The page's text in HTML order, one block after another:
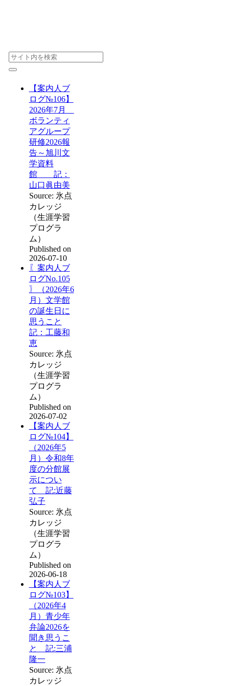
【案内人ブ
ログ№106】
2026年7月
ボランティ
アグループ
研修2026報
告～旭川文
学資料
館 記：
山口眞由美
Source: 氷点
カレッジ
（生涯学習
プログラ
ム）
Published on
2026-07-10
〖案内人ブ
ログNo.105
〗（2026年6
月）文学館
の誕生日に
思うこと
記：工藤和
恵
Source: 氷点
カレッジ
（生涯学習
プログラ
ム）
Published on
2026-07-02
【案内人ブ
ログ№104】
（2026年5
月）令和8年
度の分館展
示につい
て 記:近藤
弘子
Source: 氷点
カレッジ
（生涯学習
プログラ
ム）
Published on
2026-06-18
【案内人ブ
ログ№103】
（2026年4
月）青少年
弁論2026を
聞き思うこ
と 記:三浦
隆一
Source: 氷点
カレッジ